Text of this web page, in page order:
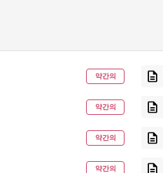
약간의
약간의
약간의
약간의